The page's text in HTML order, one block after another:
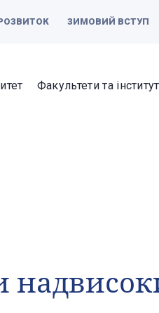
ЗИМОВИЙ ВСТУП
Факультети та